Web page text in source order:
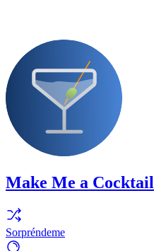
Make Me a Cocktail
Sorpréndeme